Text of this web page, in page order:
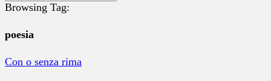
Browsing Tag:
poesia
Con o senza rima